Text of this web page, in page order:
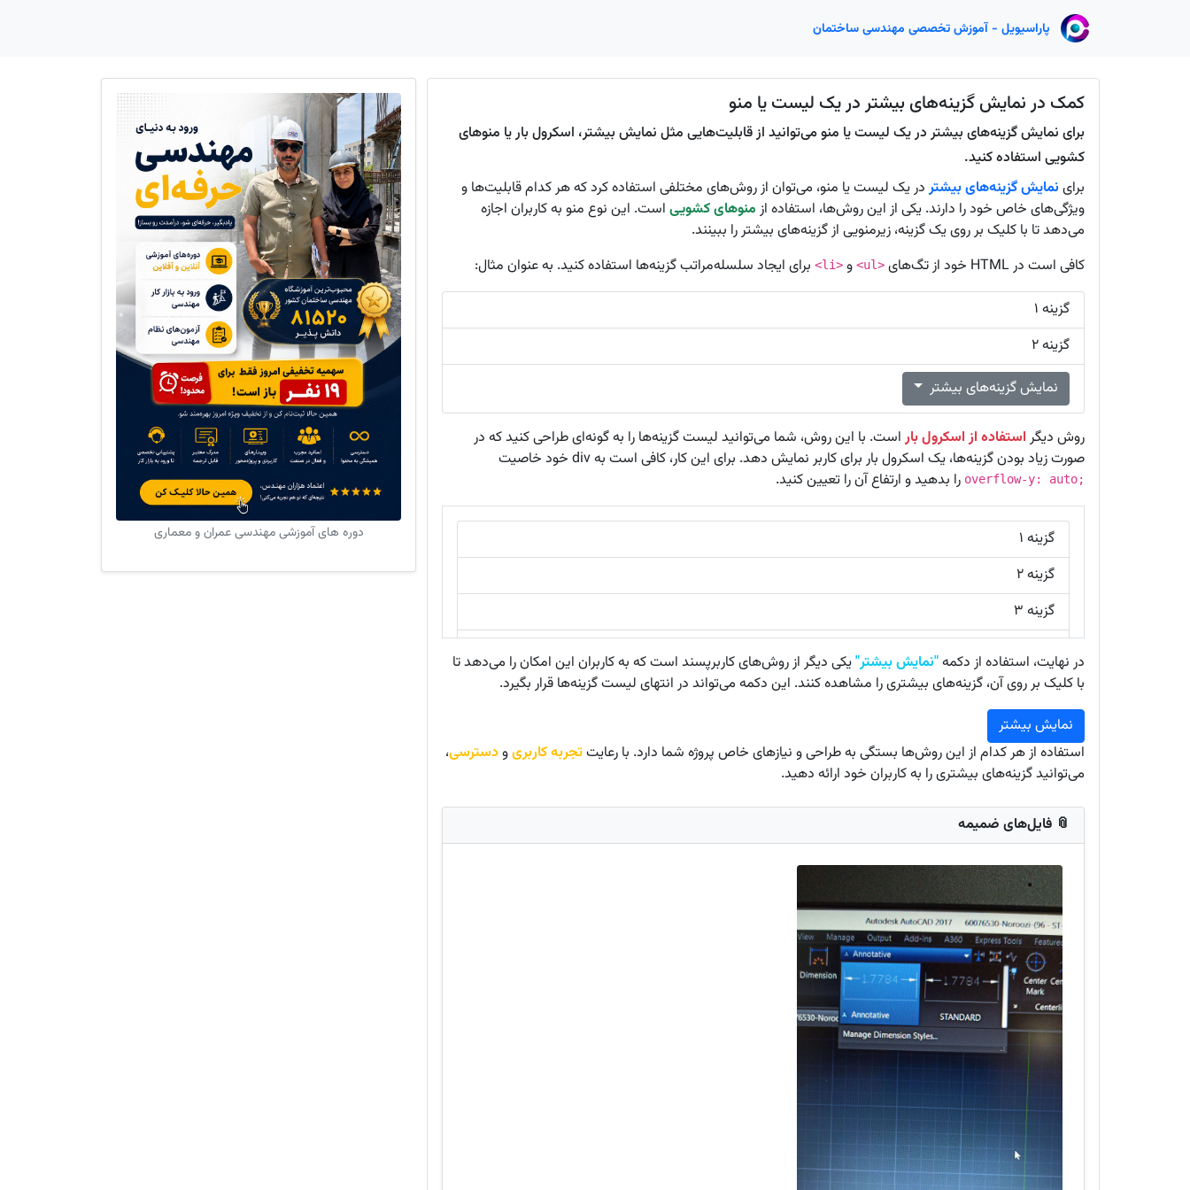
پاراسیویل - آموزش تخصصی مهندسی ساختمان
کمک در نمایش گزینه‌های بیشتر در یک لیست یا منو
برای نمایش گزینه‌های بیشتر در یک لیست یا منو می‌توانید از قابلیت‌هایی مثل نمایش بیشتر، اسکرول بار یا منو‌های
کشویی استفاده کنید.
برای نمایش گزینه‌های بیشتردر یک لیست یا منو، می‌توان از روش‌های مختلفی استفاده کرد که هر کدام قابلیت‌ها و
ویژگی‌های خاص خود را دارند. یکی از این روش‌ها، استفاده از منوهای کشویی است. این نوع منو به کاربران اجازه
می‌دهد تا با کلیک بر روی یک گزینه، زیرمنویی از گزینه‌های بیشتر را ببینند.
کافی است در HTML خود از تگ‌های
<ul> و <li> برای ایجاد سلسله‌مراتب گزینه‌ها استفاده کنید. به عنوان مثال:
گزینه ۱
گزینه ۲
نمایش گزینه‌های بیشتر
روش دیگر استفاده از اسکرول باراست. با این روش، شما می‌توانید لیست گزینه‌ها را به گونه‌ای طراحی کنید که در
صورت زیاد بودن گزینه‌ها، یک اسکرول بار برای کاربر نمایش دهد. برای این کار، کافی است به div خود خاصیت
overflow-y: auto; را بدهید و ارتفاع آن را تعیین کنید.
گزینه ۱
گزینه ۲
گزینه ۳
گزینه ۵
گزینه ۶
گزینه ۷
در نهایت، استفاده از دکمه"نمایش بیشتر"یکی دیگر از روش‌های کاربرپسند است که به کاربران این امکان را می‌دهد تا
با کلیک بر روی آن، گزینه‌های بیشتری را مشاهده کنند. این دکمه می‌تواند در انتهای لیست گزینه‌ها قرار بگیرد.
نمایش بیشتر
استفاده از هر کدام از این روش‌ها بستگی به طراحی و نیازهای خاص پروژه شما دارد. با رعایتتجربه کاربریودسترسی،
می‌توانید گزینه‌های بیشتری را به کاربران خود ارائه دهید.
📎 فایل‌های ضمیمه
دوره های آموزشی مهندسی عمران و معماری